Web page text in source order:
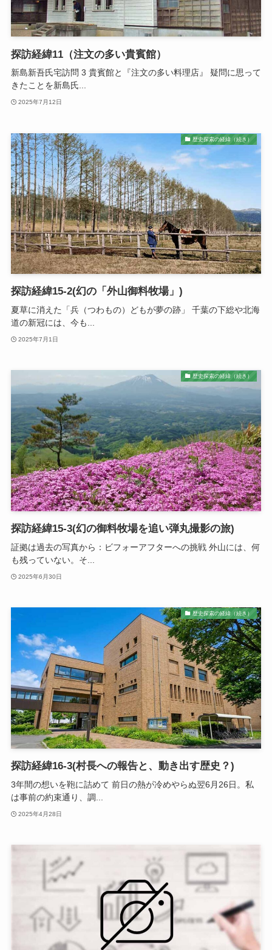
探訪経緯11（注文の多い貴賓館）
新島新吾氏宅訪問 3 貴賓館と『注文の多い料理店』 疑問に思って
きたことを新島氏...
2025年7月12日
歴史探索の経緯（続き）
探訪経緯15-2(幻の「外山御料牧場」)
夏草に消えた「兵（つわもの）どもが夢の跡」 千葉の下総や北海
道の新冠には、今も...
2025年7月1日
歴史探索の経緯（続き）
探訪経緯15-3(幻の御料牧場を追い弾丸撮影の旅)
証拠は過去の写真から：ビフォーアフターへの挑戦 外山には、何
も残っていない。そ...
2025年6月30日
歴史探索の経緯（続き）
探訪経緯16-3(村長への報告と、動き出す歴史？)
3年間の想いを鞄に詰めて 前日の熱が冷めやらぬ翌6月26日。私
は事前の約束通り、調...
2025年4月28日